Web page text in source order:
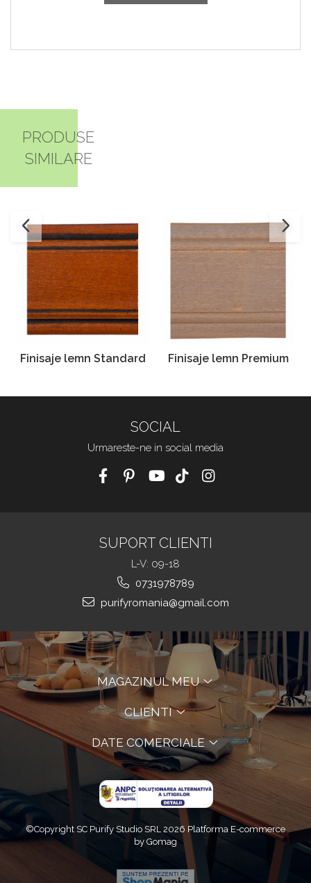
PRODUSE
SIMILARE
Finisaje lemn Standard Finisaje lemn Premium
SOCIAL
Urmareste-ne in social media
SUPORT CLIENTI
L-V: 09-18
0731978789
purifyromania@gmail.com
MAGAZINUL MEU
CLIENTI
DATE COMERCIALE
©Copyright SC Purify Studio SRL 2026 Platforma E-commerce
by Gomag